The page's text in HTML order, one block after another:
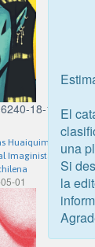
18-1
Huaiquimilla, Kutral
Imaginistas
01
El
una
Si
la